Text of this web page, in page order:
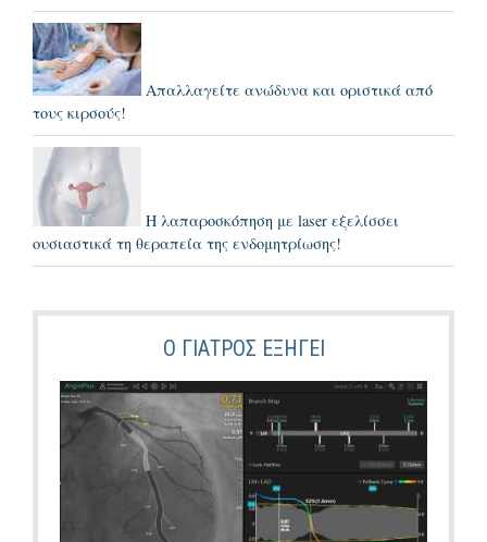
Απαλλαγείτε ανώδυνα και οριστικά από
τους κιρσούς!
Η λαπαροσκόπηση με laser εξελίσσει
ουσιαστικά τη θεραπεία της ενδομητρίωσης!
Ο ΓΙΑΤΡΌΣ ΕΞΗΓΕΙ